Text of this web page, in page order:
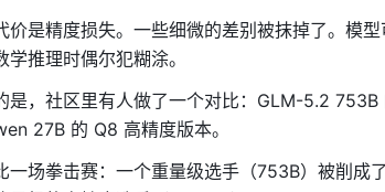
价是精度损失。一些细微的差别被抹掉了。模
学推理时偶尔犯糊涂。
是，社区里有人做了一个对比：GLM-5.2
27B 的 Q8 高精度版本。
一场拳击赛：一个重量级选手（753B）被削成